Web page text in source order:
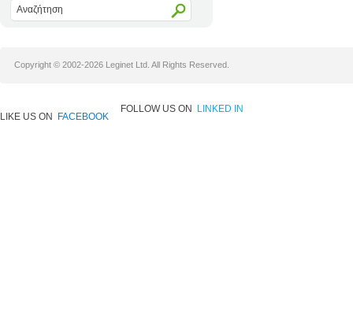
Copyright © 2002-2026 Leginet Ltd. All Rights Reserved.
LIKE US ON FACEBOOK
FOLLOW US ON LINKED IN